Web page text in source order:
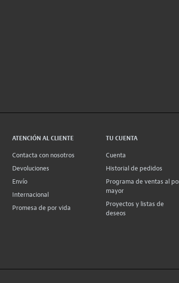
ATENCIÓN AL CLIENTE
Contacta con nosotros
Devoluciones
Envío
Internacional
Promesa de por vida
TU CUENTA
Cuenta
Historial de pedidos
Programa de ventas al
mayor
Proyectos y listas de
deseos